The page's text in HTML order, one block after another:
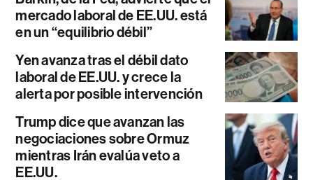
mercado laboral de EE.UU. está
en un “equilibrio débil”
Yen avanza tras el débil dato
laboral de EE.UU. y crece la
alerta por posible intervención
Trump dice que avanzan las
negociaciones sobre Ormuz
mientras Irán evalúa veto a
EE.UU.